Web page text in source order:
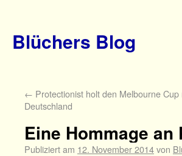
Blüchers Blog
← Protectionist holt den Melbourne Cup
Deutschland
Eine Hommage
Publiziert am 12. November 2014von